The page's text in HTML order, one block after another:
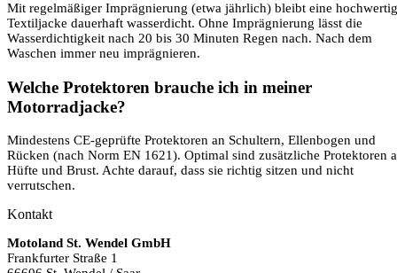
Mit regelmäßiger Imprägnierung (etwa jährlich) bleibt eine
Textiljacke dauerhaft wasserdicht. Ohne Imprägnierung lässt die
Wasserdichtigkeit nach 20 bis 30 Minuten Regen nach. Nach dem
Waschen immer neu imprägnieren.
Welche Protektoren brauche ich in meiner
Motorradjacke?
Mindestens CE-geprüfte Protektoren an Schultern, Ellenbogen und
Rücken (nach Norm EN 1621). Optimal sind zusätzliche Protektoren
Hüfte und Brust. Achte darauf, dass sie richtig sitzen und nicht
verrutschen.
Kontakt
Motoland St. Wendel GmbH
Frankfurter Straße 1